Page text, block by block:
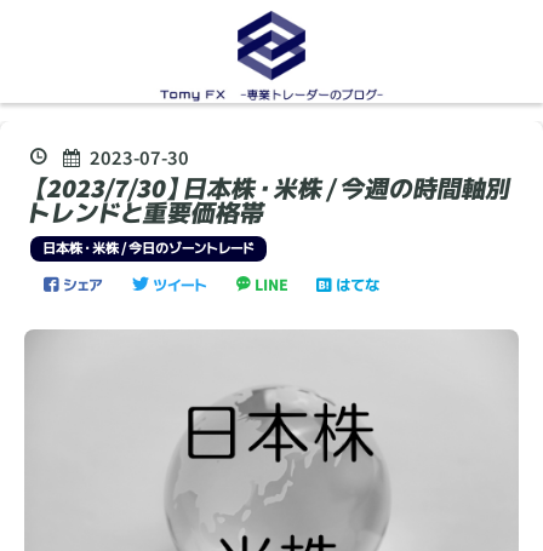
2023-07-30
【2023/7/30】日本株・米株 / 今週の時間軸別
トレンドと重要価格帯
日本株・米株 / 今日のゾーントレード
シェア ツイート LINE はてな